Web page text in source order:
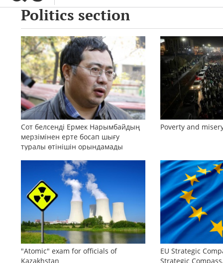
Politics section
Сот белсенді Ермек Нарымбайдың
мерзімінен ерте босап шығу
туралы өтінішін орындамады
Poverty and
"Atomic" exam for officials of
Kazakhstan
EU Strategic
Strategic